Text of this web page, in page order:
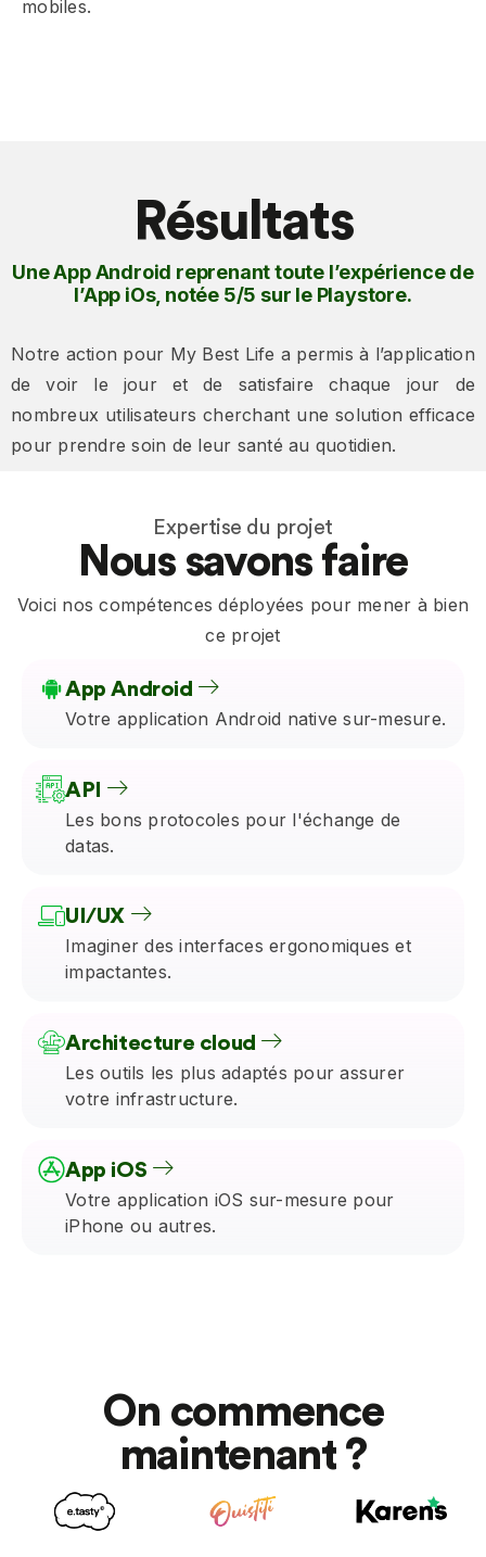
mobiles.
Résultats
Une App Android reprenant toute l’expérience de
l’App iOs, notée 5/5 sur le Playstore.
Notre action pour My Best Life a permis à l’application
de voir le jour et de satisfaire chaque jour de
nombreux utilisateurs cherchant une solution efficace
pour prendre soin de leur santé au quotidien.
Expertise du projet
Nous savons faire
Voici nos compétences déployées pour mener à bien
ce projet
App Android
Votre application Android native sur-mesure.
API
Les bons protocoles pour l'échange de
datas.
UI/UX
Imaginer des interfaces ergonomiques et
impactantes.
Architecture cloud
Les outils les plus adaptés pour assurer
votre infrastructure.
App iOS
Votre application iOS sur-mesure pour
iPhone ou autres.
On commence
maintenant ?